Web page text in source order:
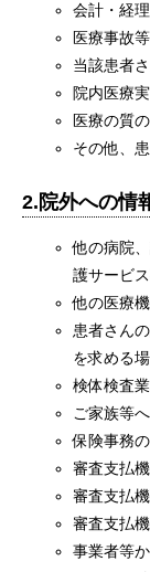
会計・経理
医療事故
当該患者
院内医療
医療の質
その他、
2.院外への情
他の病院
護サービ
他の医療
患者さん
を求める
検体検査
ご家族等
保険事務
審査支払
審査支払
審査支払
事業者等